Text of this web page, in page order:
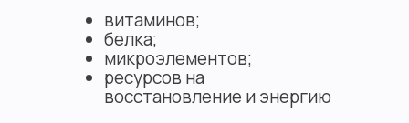
витаминов;
белка;
микроэлементов;
ресурсов на
восстановление и энергию